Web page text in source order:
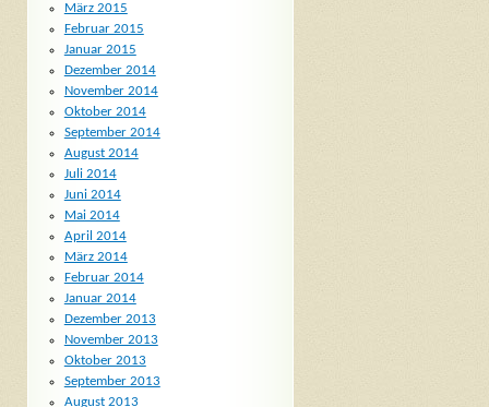
März 2015
Februar 2015
Januar 2015
Dezember 2014
November 2014
Oktober 2014
September 2014
August 2014
Juli 2014
Juni 2014
Mai 2014
April 2014
März 2014
Februar 2014
Januar 2014
Dezember 2013
November 2013
Oktober 2013
September 2013
August 2013